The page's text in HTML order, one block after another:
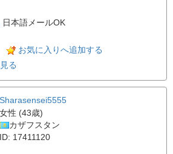
日本語メールOK
お気に入りへ追加する
る
Sharasensei5555
女性 (43歳)
カザフスタン
ID: 17411120